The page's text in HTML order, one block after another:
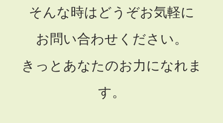
そんな時はどうぞお気軽に
お問い合わせください。
きっとあなたのお力になれま
す。